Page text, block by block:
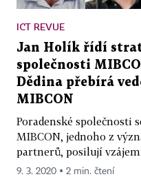
ICT REVUE
Jan Holík řídí
společnosti
Dědina přebírá
MIBCON
Poradenské společnosti
MIBCON, jednoho z
partnerů, posilují
9. 3. 2020 ▪ 2 min. čtení